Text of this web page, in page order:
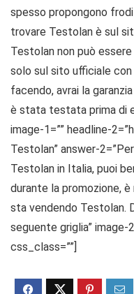
spesso propongono
trovare Testolan è sul
Testolan non può
solo sul sito ufficiale
facendo, avrai la
è stata testata prima di
image-1=”” headline-
Testolan” answer-
Testolan in Italia, puoi
durante la promozione,
sta vendendo Testolan.
seguente griglia” image-
css_class=””]